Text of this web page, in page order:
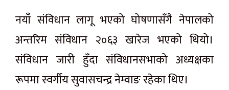
नयाँ संविधान लागू भएको घोषणासँगै नेपालको
अन्तरिम संविधान २०६३ खारेज भएको थियो।
संविधान जारी हुँदा संविधानसभाको अध्यक्षका
रूपमा स्वर्गीय सुवासचन्द्र नेम्वाङ रहेका थिए।